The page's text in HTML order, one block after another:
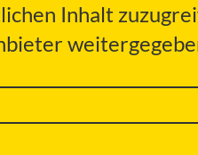
Inhalt